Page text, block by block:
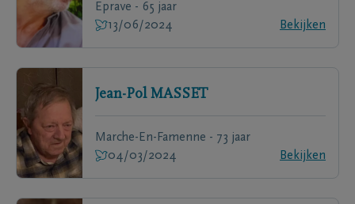
Eprave - 65 jaar
13/06/2024
Bekijken
Jean-Pol MASSET
Marche-En-Famenne - 73 jaar
04/03/2024
Bekijken